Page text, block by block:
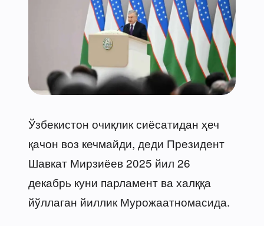
Ўзбекистон очиқлик сиёсатидан ҳеч
қачон воз кечмайди, деди Президент
Шавкат Мирзиёев 2025 йил 26
декабрь куни парламент ва халққа
йўллаган йиллик Мурожаатномасида.